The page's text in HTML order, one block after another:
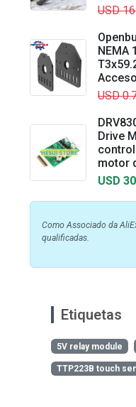
USD
NEMA
USD
Drive
motor
USD
Como Associado da
qualificadas.
Etiquetas
5V relay module
TTP223B touch